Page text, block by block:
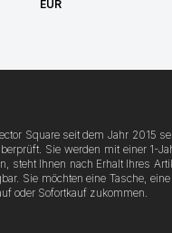
EUR
Square seit dem Jahr 2015
Sie werden mit einer 1-
steht Ihnen nach Erhalt Ihres
Sie möchten eine Tasche,
oder Sofortkauf zukommen.